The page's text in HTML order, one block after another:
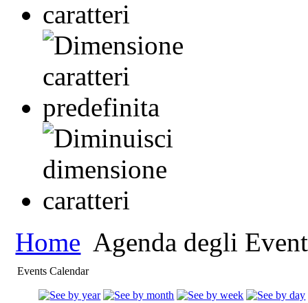
Home Agenda degli
Events Calendar